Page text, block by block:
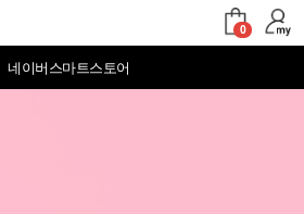
장바구니
0
마이페이지
네이버스마트스토어